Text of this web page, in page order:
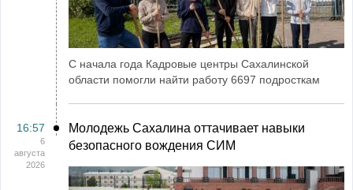
С начала года Кадровые центры Сахалинской
области помогли найти работу 6697 подросткам
16:57
6
августа
2026
Молодежь Сахалина оттачивает навыки
безопасного вождения СИМ